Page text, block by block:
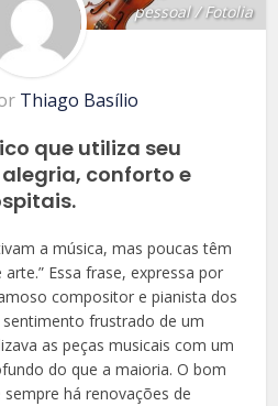
pessoal / Fotolia
Thiago Basílio
que utiliza seu
conforto e
a música, mas poucastêm
Essa frase, expressa por
compositor e pianista dos
frustrado de um
as peças musicais com um
do que a maioria. O bom
há renovações de